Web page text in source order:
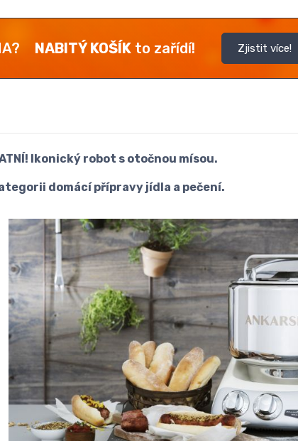
NABITÝ KOŠÍKto zařídí! Zjistit více!
Ikonický robot s otočnou mísou.
domácí přípravy jídla a pečení.